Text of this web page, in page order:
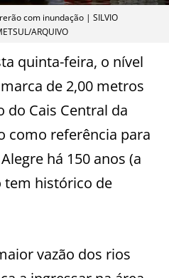
com inundação | SILVIO
ARQUIVO
quinta-feira, o nível
de 2,00 metros
do Cais Central da
como referência para
há 150 anos (a
tem histórico de
vazão dos rios